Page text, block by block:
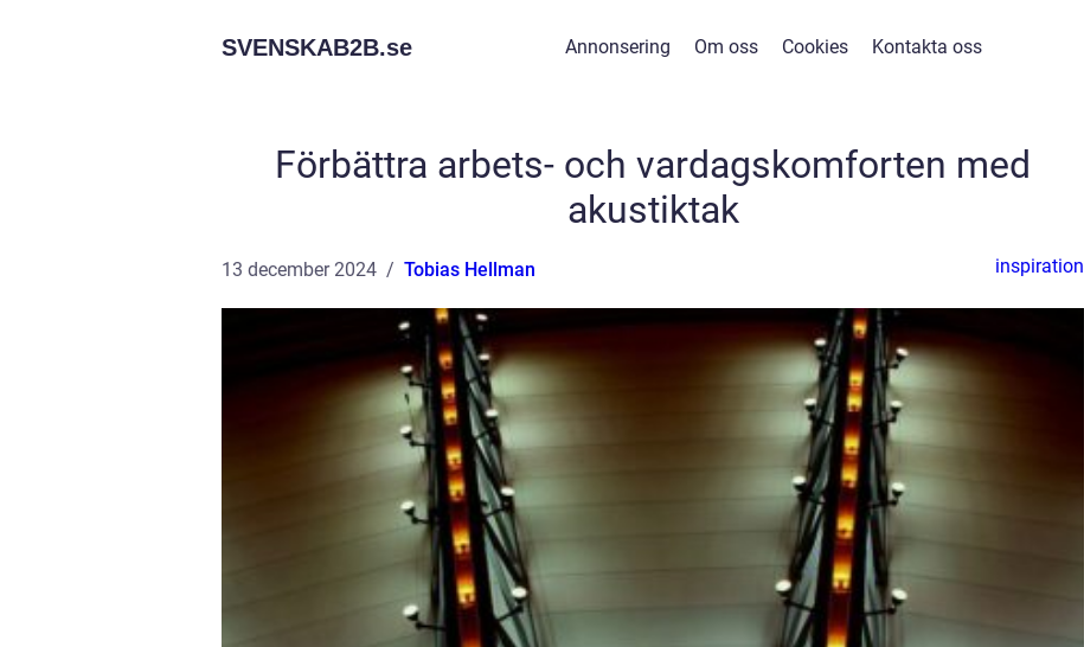
SVENSKAB2B.se Annonsering Om oss Cookies Kontakta oss
Förbättra arbets- och vardagskomforten med
akustiktak
13 december 2024 Tobias Hellman inspiration